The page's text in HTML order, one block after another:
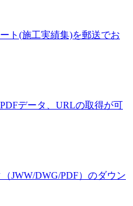
ト(施工実績集)を郵送でお
データ、URLの取得が可
JWW/DWG/PDF）のダウン